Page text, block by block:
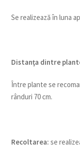
Se realizează în luna
Distanţa dintre
Între plante se
rânduri 70 cm.
Recoltarea: se